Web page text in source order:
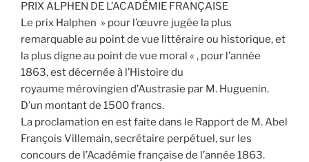
PRIX ALPHEN DE L’ACADÉMIE FRANÇAISE
Le prix Halphen » pour l’œuvre jugée la plus
remarquable au point de vue littéraire ou historique, et
la plus digne au point de vue moral « , pour l’année
1863, est décernée à l’Histoire du
royaume mérovingien d’Austrasie par M. Huguenin.
D’un montant de 1500 francs.
La proclamation en est faite dans le Rapport de M. Abel
François Villemain, secrétaire perpétuel, sur les
concours de l’Académie française de l’année 1863.